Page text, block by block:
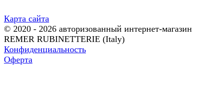
Карта сайта
© 2020 - 2026 авторизованный интернет-магазин
REMER RUBINETTERIE (Italy)
Конфиденциальность
Оферта